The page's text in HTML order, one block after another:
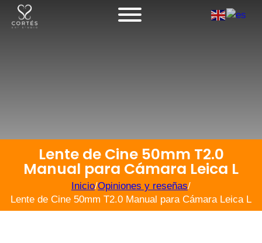
Lente de Cine 50mm T2.0
Manual para Cámara Leica L
Inicio/Opiniones y reseñas/
Lente de Cine 50mm T2.0 Manual para Cámara Leica L